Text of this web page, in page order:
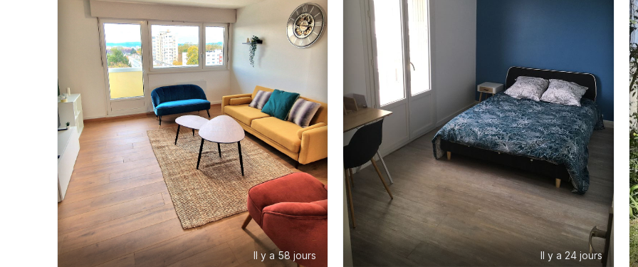
Il y a 58 jours Il y a 24 jours